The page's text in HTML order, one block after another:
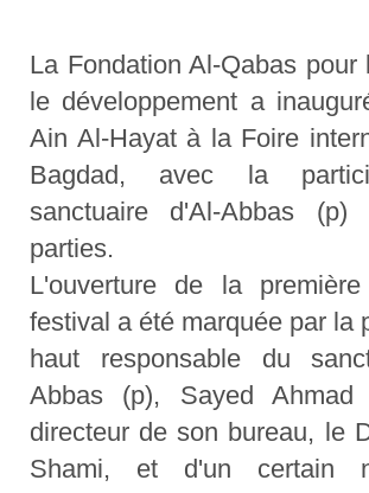
La Fondation Al-Qabas pour
le développement a
Ain Al-Hayat à la Foire
Bagdad, avec la
sanctuaire d'Al-Abbas (p)
parties.
L'ouverture de la
festival a été marquée par la
haut responsable du
Abbas (p), Sayed Ahmad
directeur de son bureau, le
Shami, et d'un certain